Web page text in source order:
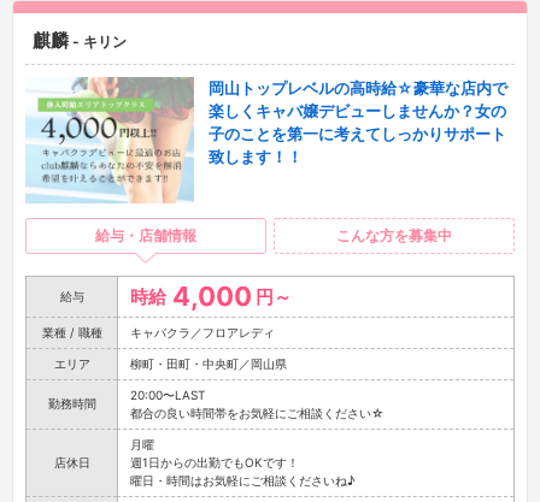
麒麟 - キリン
岡山トップレベルの高時給☆豪華な店内で
楽しくキャバ嬢デビューしませんか？女の
子のことを第一に考えてしっかりサポート
致します！！
給与・店舗情報 こんな方を募集中
給与 時給 4,000 円～
業種 / 職種 キャバクラ／フロアレディ
エリア 柳町・田町・中央町／岡山県
勤務時間
20:00〜LAST
都合の良い時間帯をお気軽にご相談ください☆
店休日
月曜
週1日からの出勤でもOKです！
曜日・時間はお気軽にご相談くださいね♪